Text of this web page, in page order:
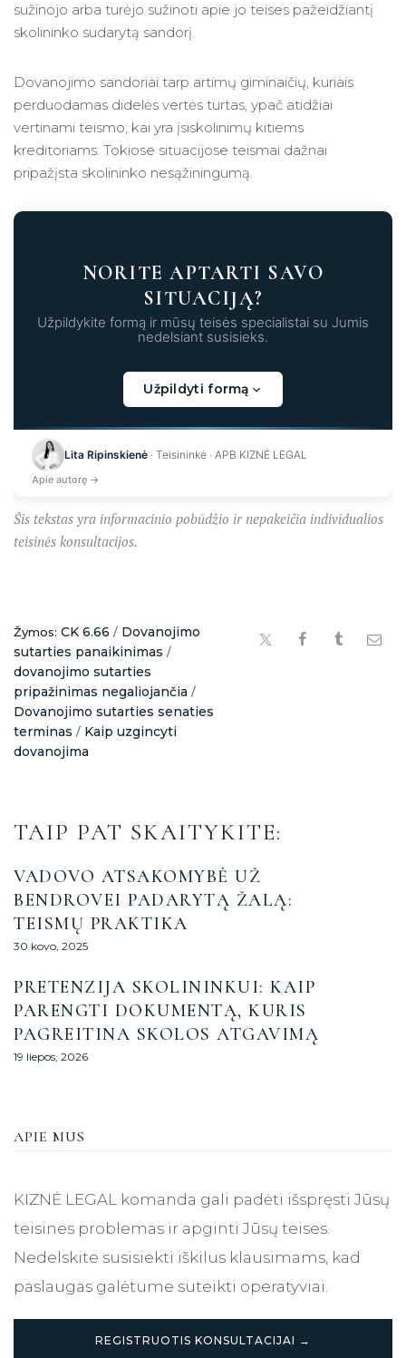
sužinojo arba turėjo sužinoti apie jo teises pažeidžiantį
skolininko sudarytą sandorį.
Dovanojimo sandoriai tarp artimų giminaičių, kuriais
perduodamas didelės vertės turtas, ypač atidžiai
vertinami teismo, kai yra įsiskolinimų kitiems
kreditoriams. Tokiose situacijose teismai dažnai
pripažįsta skolininko nesąžiningumą.
NORITE APTARTI SAVO
SITUACIJĄ?
Užpildykite formą ir mūsų teisės specialistai su Jumis
nedelsiant susisieks.
Užpildyti formą
Kraunama...
Lita Ripinskienė · Teisininkė · APB KIZNĖ LEGAL
Apie autorę →
Šis tekstas yra informacinio pobūdžio ir nepakeičia individualios
teisinės konsultacijos.
Žymos: CK 6.66 / Dovanojimo
sutarties panaikinimas /
dovanojimo sutarties
pripažinimas negaliojančia /
Dovanojimo sutarties senaties
terminas / Kaip uzgincyti
dovanojima
TAIP PAT SKAITYKITE:
VADOVO ATSAKOMYBĖ UŽ
BENDROVEI PADARYTĄ ŽALĄ:
TEISMŲ PRAKTIKA
30 kovo, 2025
PRETENZIJA SKOLININKUI: KAIP
PARENGTI DOKUMENTĄ, KURIS
PAGREITINA SKOLOS ATGAVIMĄ
19 liepos, 2026
APIE MUS
KIZNĖ LEGAL komanda gali padėti išspręsti Jūsų
teisines problemas ir apginti Jūsų teises.
Nedelskite susisiekti iškilus klausimams, kad
paslaugas galėtume suteikti operatyviai.
REGISTRUOTIS KONSULTACIJAI →